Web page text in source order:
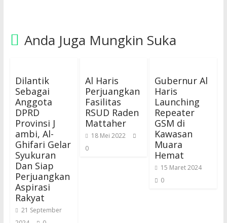
Anda Juga Mungkin Suka
Dilantik
Sebagai
Anggota
DPRD
Provinsi J
ambi, Al-
Ghifari Gelar
Syukuran
Dan Siap
Perjuangkan
Aspirasi
Rakyat
21 September
Al Haris
Perjuangkan
Fasilitas
RSUD Raden
Mattaher
18 Mei 2022
0
Gubernur Al
Haris
Launching
Repeater
GSM di
Kawasan
Muara
Hemat
15 Maret 2024
0